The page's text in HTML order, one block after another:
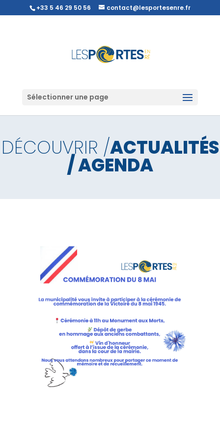
+33 5 46 29 50 56 contact@lesportesenre.fr
Sélectionner une page
DÉCOUVRIR /ACTUALITÉS
/ AGENDA